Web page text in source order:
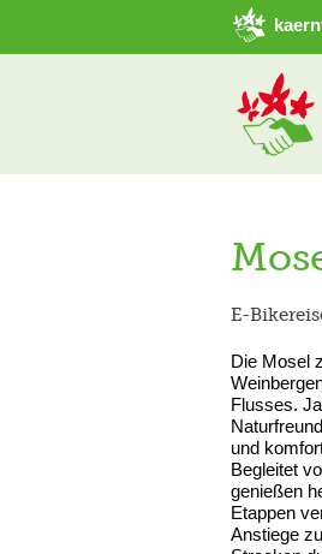
➜ Hauptregion der Seite anspringen
E-
Die Mosel
Flusses.
und
Begleitet
genießen
Etappen
Anstiege